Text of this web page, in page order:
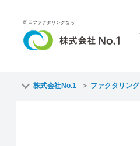
即日ファクタリングなら
株式会社No.1 ファクタリン